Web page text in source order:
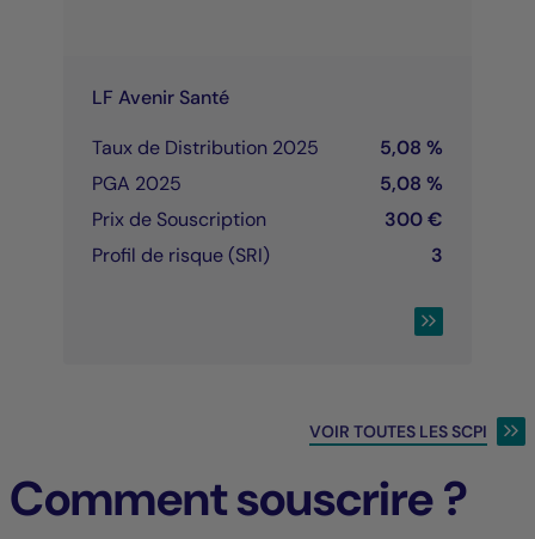
LF Avenir Santé
Taux de Distribution 2025
5,08 %
PGA 2025
5,08 %
Prix de Souscription
300 €
Profil de risque (SRI)
3
CONSULTER
VOIR TOUTES LES SCPI
Comment souscrire ?